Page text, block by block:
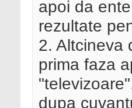
apoi da
rezultate
2. Altcineva
prima faza
dupa